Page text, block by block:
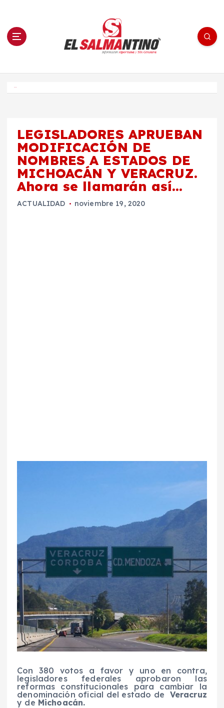
n El Salmantino - medios/noticias/editorial
LEGISLADORES APRUEBAN
MODIFICACIÓN DE
NOMBRES A ESTADOS DE
MICHOACÁN Y VERACRUZ.
Ahora se llamarán así…
ACTUALIDAD noviembre 19, 2020
Con 380 votos a favor y uno en contra,
legisladores federales aprobaron las
reformas constitucionales para cambiar la
denominación oficial del estado de Veracruz
y de Michoacán.